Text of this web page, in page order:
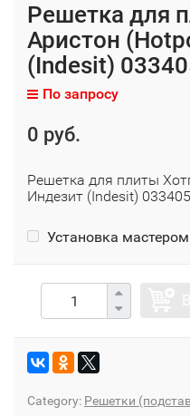
Решетка для
Аристон
(Indesit)
По запросу
0 руб.
Решетка для плиты
Индезит (Indesit) 033405
Установка
Category: Решетки